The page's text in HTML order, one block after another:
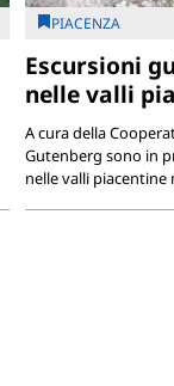
PIACENZA
Escursioni
nelle valli
A cura della
Gutenberg sono in
nelle valli piacentine